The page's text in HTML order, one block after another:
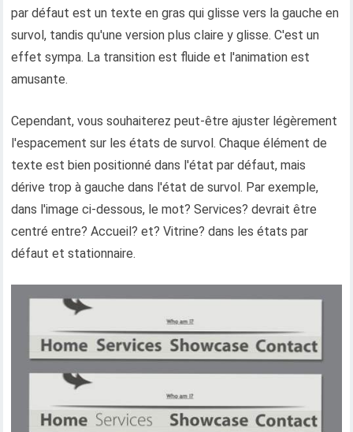
par défaut est un texte en gras qui glisse vers la gauche en
survol, tandis qu'une version plus claire y glisse. C'est un
effet sympa. La transition est fluide et l'animation est
amusante.
Cependant, vous souhaiterez peut-être ajuster légèrement
l'espacement sur les états de survol. Chaque élément de
texte est bien positionné dans l'état par défaut, mais
dérive trop à gauche dans l'état de survol. Par exemple,
dans l'image ci-dessous, le mot? Services? devrait être
centré entre? Accueil? et? Vitrine? dans les états par
défaut et stationnaire.